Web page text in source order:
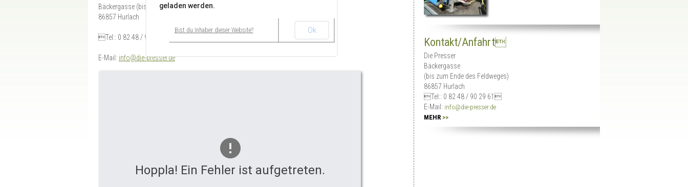
Bäckergasse (bis zum Ende des Feldweges)
86857 Hurlach
Tel:: 0 82 48 / 90 29 61
E-Mail: info@die-presser.de
Hoppla! Ein Fehler ist aufgetreten.
geladen werden.
Bist du Inhaber dieser Website? Ok
Kontakt/Anfahrt
Die Presser
Bäckergasse
(bis zum Ende des Feldweges)
86857 Hurlach
Tel:: 0 82 48 / 90 29 61
E-Mail: info@die-presser.de
MEHR >>